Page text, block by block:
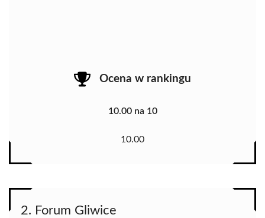
Ocena w rankingu
10.00 na 10
10.00
2. Forum Gliwice